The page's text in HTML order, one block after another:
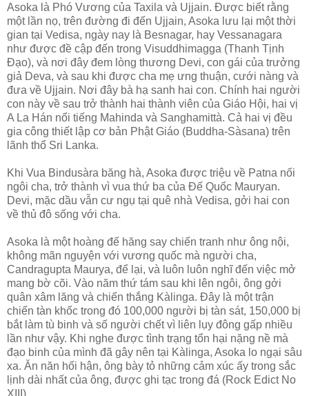
Asoka là Phó Vương của Taxila và Ujjain. Ðược biết rằng
một lần nọ, trên đường đi đến Ujjain, Asoka lưu lại một thời
gian tại Vedisa, ngày nay là Besnagar, hay Vessanagara
như được đề cập đến trong Visuddhimagga (Thanh Tịnh
Ðạo), và nơi đây đem lòng thương Devi, con gái của trưởng
giả Deva, và sau khi được cha mẹ ưng thuận, cưới nàng và
đưa về Ujjain. Nơi đây bà hạ sanh hai con. Chính hai người
con này về sau trở thành hai thành viên của Giáo Hội, hai vị
A La Hán nổi tiếng Mahinda và Sanghamittà. Cả hai vị đều
gia công thiết lập cơ bản Phật Giáo (Buddha-Sàsana) trên
lãnh thổ Sri Lanka.
Khi Vua Bindusàra băng hà, Asoka được triệu về Patna nối
ngôi cha, trở thành vì vua thứ ba của Ðế Quốc Mauryan.
Devi, mặc dầu vẫn cư ngụ tại quê nhà Vedisa, gởi hai con
về thủ đô sống với cha.
Asoka là một hoàng đế hăng say chiến tranh như ông nội,
không mãn nguyện với vương quốc mà người cha,
Candragupta Maurya, để lại, và luôn luôn nghĩ đến việc mở
mang bờ cõi. Vào năm thứ tám sau khi lên ngôi, ông gởi
quân xâm lăng và chiến thắng Kàlinga. Ðây là một trận
chiến tàn khốc trong đó 100,000 người bị tàn sát, 150,000 bị
bắt làm tù binh và số người chết vì liên lụy đông gấp nhiều
lần như vậy. Khi nghe được tình trạng tổn hại nặng nề mà
đạo binh của mình đã gây nên tại Kàlinga, Asoka lo ngại sâu
xa. Ăn năn hối hận, ông bày tỏ những cảm xúc ấy trong sắc
lịnh dài nhất của ông, được ghi tạc trong đá (Rock Edict No
XIII).